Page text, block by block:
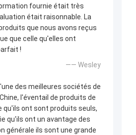
fournie était très
était raisonnable. La
que nous avons reçus
que celle qu'elles ont
!
—— Wesley
des meilleures sociétés de
l'éventail de produits de
qu'ils ont sont produits seuls,
qu'ils ont un avantage des
générale ils sont une grande